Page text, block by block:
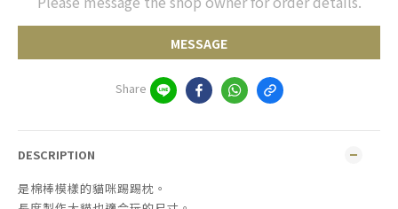
MESSAGE
Share
DESCRIPTION
是棉棒模樣的貓咪踢踢枕。